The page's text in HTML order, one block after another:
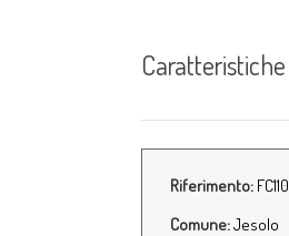
Caratteristiche
Riferimento: FC110
Comune:Jesolo